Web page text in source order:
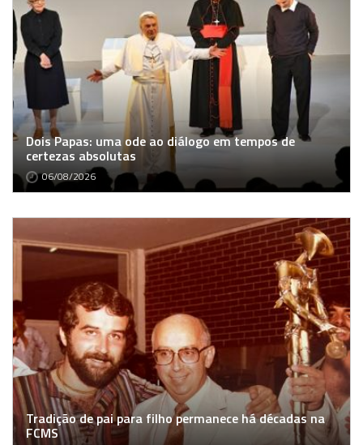
Dois Papas: uma ode ao diálogo em tempos de
certezas absolutas
06/08/2026
Tradição de pai para filho permanece há décadas na
FCMS